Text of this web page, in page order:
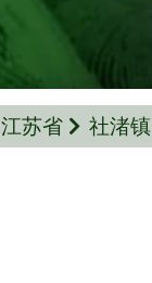
江苏省 社渚镇